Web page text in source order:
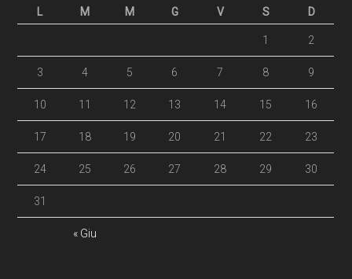
L
M M G V S D
« Giu
1 2
3 4 5 6 7 8 9
10 11 12 13 14 15 16
17 18 19 20 21 22 23
24 25 26 27 28 29 30
31